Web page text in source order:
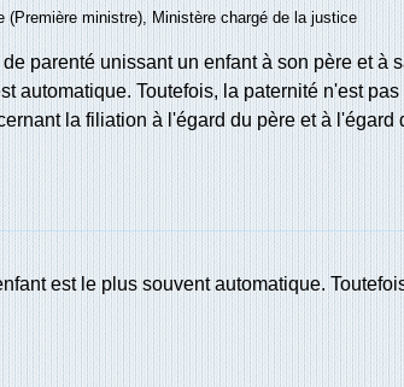
ministre), Ministère chargé de la justice
parenté unissant un enfant à son père et à
automatique. Toutefois, la paternité n'est
la filiation à l'égard du père et à l'égard
est le plus souvent automatique.